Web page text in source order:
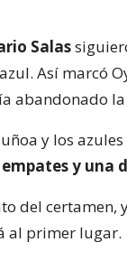
Salas
Así marcó
abandonado la
y los
y una
del
al primer lugar.